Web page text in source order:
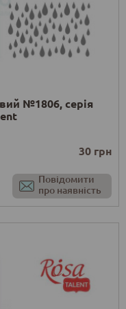
№1806, серія
30 грн
Повідомити
про наявність